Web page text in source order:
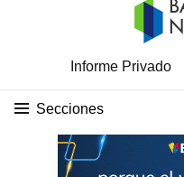
Informe Privado
Secciones